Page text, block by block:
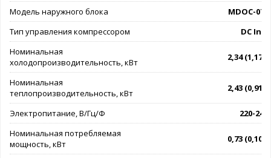
Модель наружного блока
MDOC-
Тип управления компрессором
DC
Номинальная
холодопроизводительность, кВт
2,34 (1,17 -
Номинальная
теплопроизводительность, кВт
2,43 (0,91 -
Электропитание, В/Гц/Ф
220-
Номинальная потребляемая
мощность, кВт
0,73 (0,10 -